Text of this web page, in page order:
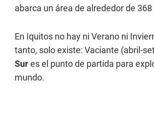
abarca un área de alrededor de
En Iquitos no hay ni Verano ni
tanto, solo existe: Vaciante (abril-
Sures el punto de partida para
mundo.